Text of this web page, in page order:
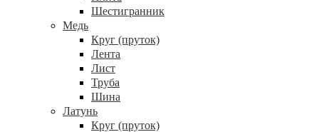
Шестигранник
Медь
Круг (пруток)
Лента
Лист
Труба
Шина
Латунь
Круг (пруток)